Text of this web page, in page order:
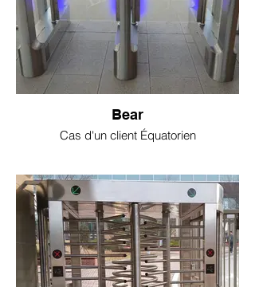
Bear
Cas d'un client Équatorien